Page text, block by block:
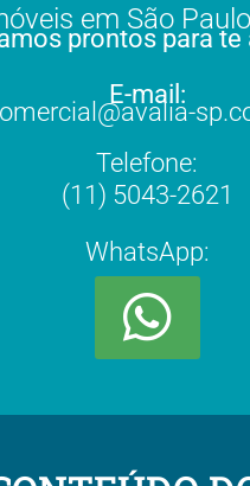
em São
prontos para te
E-mail:
Telefone:
(11) 5043-2621
WhatsApp: